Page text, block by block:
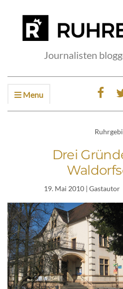
Journalisten
Menu
Drei
19. Mai 2010 | Gastautor